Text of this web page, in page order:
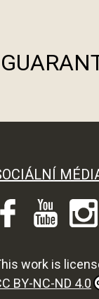
work is
BY-NC-ND 4.0